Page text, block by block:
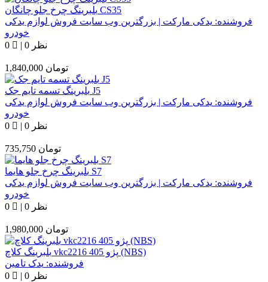
بلبرینگ چرخ جلو چانگان CS35
فروشنده: یدکی مارکت | بزرگترین وب سایت فروش لوازم یدکی
خودرو
0
| 0 نظر
1,840,000 تومان
بلبرینگ تسمه تایم جک J5
فروشنده: یدکی مارکت | بزرگترین وب سایت فروش لوازم یدکی
خودرو
0
| 0 نظر
735,750 تومان
بلبرینگ چرخ جلو هایما S7
فروشنده: یدکی مارکت | بزرگترین وب سایت فروش لوازم یدکی
خودرو
0
| 0 نظر
1,980,000 تومان
بلبرینگ کلاچ vkc2216 پژو 405 (NBS)
فروشنده: یدک تامین
0
| 0 نظر